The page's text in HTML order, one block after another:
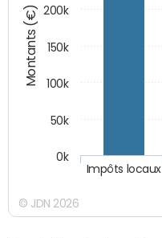
Montants (€)
Impôts locaux
0k
50k
100k
150k
200k
© JDN 2026